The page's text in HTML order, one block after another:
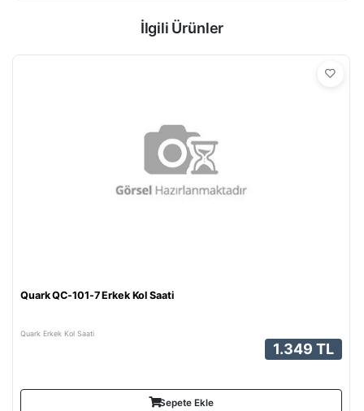
İlgili Ürünler
Quark QC-101-7 Erkek Kol Saati
Quark Erkek Kol Saati
1.349 TL
Sepete Ekle